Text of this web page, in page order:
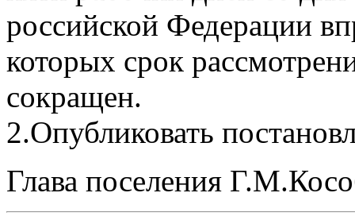
российской Федерации
которых срок
сокращен.
2.Опубликовать
Глава поселения